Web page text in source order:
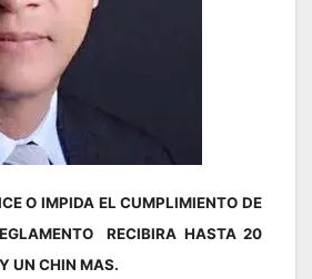
O IMPIDA EL CUMPLIMIENTO DE
RECIBIRA HASTA 20
UN CHIN MAS.